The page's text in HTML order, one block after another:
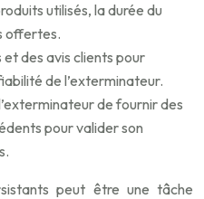
utilisés, la durée du
offertes.
des avis clients pour
de l’exterminateur.
de fournir des
pour valider son
peut être une tâche